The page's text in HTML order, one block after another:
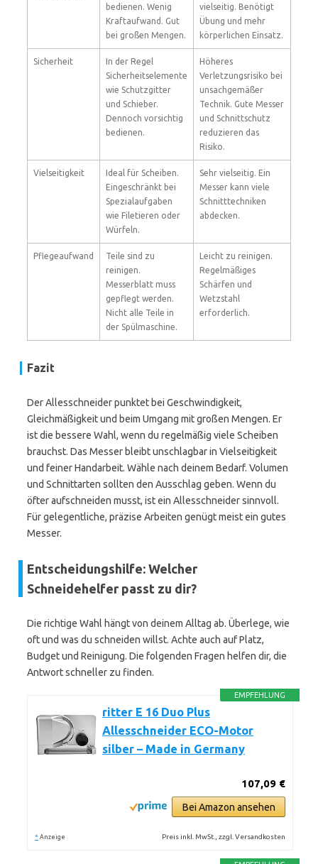
bedienen. Wenig
Kraftaufwand. Gut
bei großen Mengen.
vielseitig. Benötigt
Übung und mehr
körperlichen Einsatz.
Sicherheit
In der Regel
Sicherheitselemente
wie Schutzgitter
und Schieber.
Dennoch vorsichtig
bedienen.
Höheres
Verletzungsrisiko bei
unsachgemäßer
Technik. Gute Messer
und Schnittschutz
reduzieren das
Risiko.
Vielseitigkeit
Ideal für Scheiben.
Eingeschränkt bei
Spezialaufgaben
wie Filetieren oder
Würfeln.
Sehr vielseitig. Ein
Messer kann viele
Schnitttechniken
abdecken.
Pflegeaufwand
Teile sind zu
reinigen.
Messerblatt muss
gepflegt werden.
Nicht alle Teile in
der Spülmaschine.
Leicht zu reinigen.
Regelmäßiges
Schärfen und
Wetzstahl
erforderlich.
Fazit
Der Allesschneider punktet bei Geschwindigkeit,
Gleichmäßigkeit und beim Umgang mit großen Mengen. Er
ist die bessere Wahl, wenn du regelmäßig viele Scheiben
brauchst. Das Messer bleibt unschlagbar in Vielseitigkeit
und feiner Handarbeit. Wähle nach deinem Bedarf. Volumen
und Schnittarten sollten den Ausschlag geben. Wenn du
öfter aufschneiden musst, ist ein Allesschneider sinnvoll.
Für gelegentliche, präzise Arbeiten genügt meist ein gutes
Messer.
Entscheidungshilfe: Welcher
Schneidehelfer passt zu dir?
Die richtige Wahl hängt von deinem Alltag ab. Überlege, wie
oft und was du schneiden willst. Achte auch auf Platz,
Budget und Reinigung. Die folgenden Fragen helfen dir, die
Antwort schneller zu finden.
EMPFEHLUNG
ritter E 16 Duo Plus
Allesschneider ECO-Motor
silber – Made in Germany
107,09 €
Bei Amazon ansehen
* Anzeige Preis inkl. MwSt., zzgl. Versandkosten